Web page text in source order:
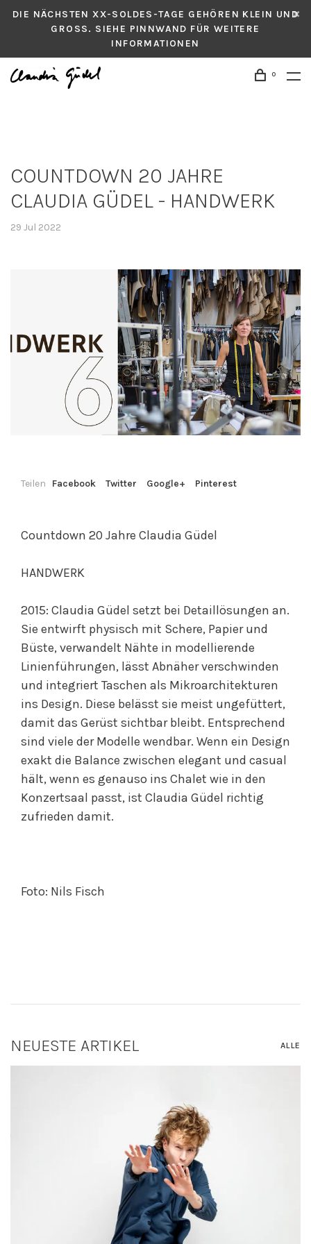
DIE NÄCHSTEN XX-SOLDES-TAGE GEHÖREN KLEIN UND
GROSS. SIEHE PINNWAND FÜR WEITERE
INFORMATIONEN
0
COUNTDOWN 20 JAHRE
CLAUDIA GÜDEL - HANDWERK
29 Jul 2022
Teilen Facebook Twitter Google+ Pinterest
Countdown 20 Jahre Claudia Güdel
HANDWERK
2015: Claudia Güdel setzt bei Detaillösungen an.
Sie entwirft physisch mit Schere, Papier und
Büste, verwandelt Nähte in modellierende
Linienführungen, lässt Abnäher verschwinden
und integriert Taschen als Mikroarchitekturen
ins Design. Diese belässt sie meist ungefüttert,
damit das Gerüst sichtbar bleibt. Entsprechend
sind viele der Modelle wendbar. Wenn ein Design
exakt die Balance zwischen elegant und casual
hält, wenn es genauso ins Chalet wie in den
Konzertsaal passt, ist Claudia Güdel richtig
zufrieden damit.
Foto: Nils Fisch
NEUESTE ARTIKEL ALLE